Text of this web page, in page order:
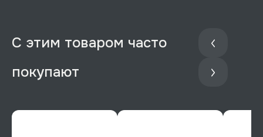
С этим товаром часто
покупают